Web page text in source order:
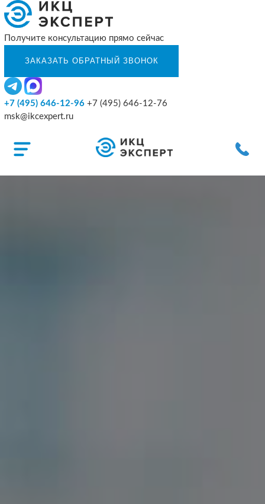
Получите консультацию прямо сейчас
+7 (495) 646-12-96 +7 (495) 646-12-76
msk@ikcexpert.ru